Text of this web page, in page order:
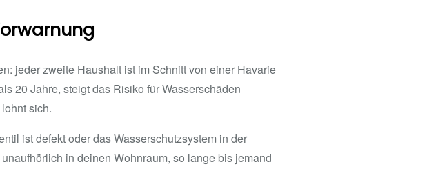
jeder zweite Haushalt ist im Schnitt von einer Havarie
20 Jahre, steigt das Risiko für Wasserschäden
sich.
ist defekt oder das Wasserschutzsystem in der
in deinen Wohnraum, so lange bis jemand